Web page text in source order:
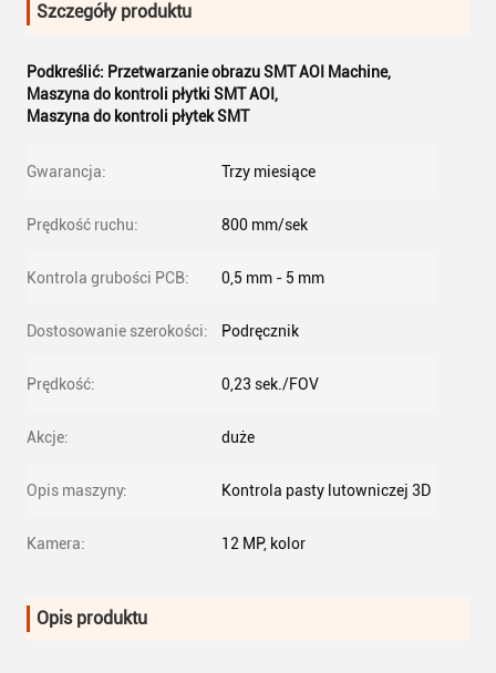
Szczegóły produktu
Podkreślić: Przetwarzanie obrazu SMT AOI Machine,
Maszyna do kontroli płytki SMT AOI ,
Maszyna do kontroli płytek SMT
Gwarancja: Trzy miesiące
Prędkość ruchu: 800 mm/sek
Kontrola grubości PCB: 0,5 mm - 5 mm
Dostosowanie szerokości: Podręcznik
Prędkość: 0,23 sek./FOV
Akcje: duże
Opis maszyny: Kontrola pasty lutowniczej 3D
Kamera: 12 MP, kolor
Opis produktu